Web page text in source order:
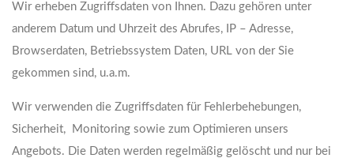
Wir erheben Zugriffsdaten von Ihnen. Dazu gehören unter
anderem Datum und Uhrzeit des Abrufes, IP – Adresse,
Browserdaten, Betriebssystem Daten, URL von der Sie
gekommen sind, u.a.m.
Wir verwenden die Zugriffsdaten für Fehlerbehebungen,
Sicherheit, Monitoring sowie zum Optimieren unsers
Angebots. Die Daten werden regelmäßig gelöscht und nur bei